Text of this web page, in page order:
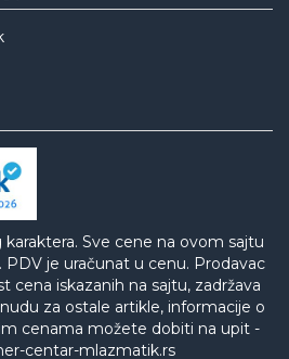
Sve cene na ovom sajtu
PDV je uračunat u cenu. Prodavac
cena iskazanih na sajtu, zadržava
za ostale artikle, informacije o
cenama možete dobiti na upit -
centar-mlazmatik.rs